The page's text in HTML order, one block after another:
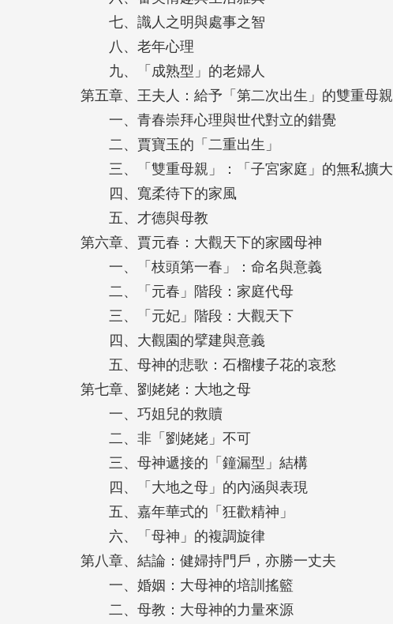
物關係脈絡。
七、識人之明與處事之智
八、老年心理
九、「成熟型」的老婦人
第五章、王夫人：給予「第二次出生」的雙重母親
一、青春崇拜心理與世代對立的錯覺
二、賈寶玉的「二重出生」
三、「雙重母親」：「子宮家庭」的無私擴大
四、寬柔待下的家風
五、才德與母教
第六章、賈元春：大觀天下的家國母神
一、「枝頭第一春」：命名與意義
二、「元春」階段：家庭代母
三、「元妃」階段：大觀天下
四、大觀園的擘建與意義
五、母神的悲歌：石榴樓子花的哀愁
第七章、劉姥姥：大地之母
一、巧姐兒的救贖
二、非「劉姥姥」不可
三、母神遞接的「鐘漏型」結構
四、「大地之母」的內涵與表現
五、嘉年華式的「狂歡精神」
六、「母神」的複調旋律
第八章、結論：健婦持門戶，亦勝一丈夫
一、婚姻：大母神的培訓搖籃
二、母教：大母神的力量來源